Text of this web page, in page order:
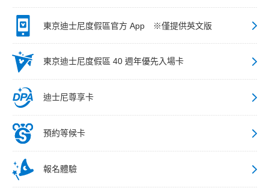
東京迪士尼度假區官方 App ※僅提供英文版
東京迪士尼度假區 40 週年優先入場卡
迪士尼尊享卡
預約等候卡
報名體驗